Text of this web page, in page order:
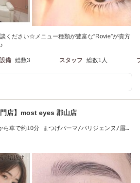
ください☆メニュー種類が豊富な“Rovie”が貴方
設備 総数3 スタッフ 総数1人
門店】most eyes 郡山店
ら車で約10分 まつげパーマ/パリジェンヌ/眉